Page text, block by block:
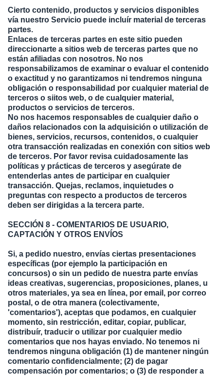
Cierto contenido, productos y servicios disponibles
vía nuestro Servicio puede incluír material de terceras
partes.
Enlaces de terceras partes en este sitio pueden
direccionarte a sitios web de terceras partes que no
están afiliadas con nosotros. No nos
responsabilizamos de examinar o evaluar el contenido
o exactitud y no garantizamos ni tendremos ninguna
obligación o responsabilidad por cualquier material de
terceros o siitos web, o de cualquier material,
productos o servicios de terceros.
No nos hacemos responsables de cualquier daño o
daños relacionados con la adquisición o utilización de
bienes, servicios, recursos, contenidos, o cualquier
otra transacción realizadas en conexión con sitios web
de terceros. Por favor revisa cuidadosamente las
políticas y prácticas de terceros y asegúrate de
entenderlas antes de participar en cualquier
transacción. Quejas, reclamos, inquietudes o
preguntas con respecto a productos de terceros
deben ser dirigidas a la tercera parte.
SECCIÓN 8 - COMENTARIOS DE USUARIO,
CAPTACIÓN Y OTROS ENVÍOS
Si, a pedido nuestro, envías ciertas presentaciones
específicas (por ejemplo la participación en
concursos) o sin un pedido de nuestra parte envías
ideas creativas, sugerencias, proposiciones, planes, u
otros materiales, ya sea en línea, por email, por correo
postal, o de otra manera (colectivamente,
'comentarios'), aceptas que podamos, en cualquier
momento, sin restricción, editar, copiar, publicar,
distribuír, traducir o utilizar por cualquier medio
comentarios que nos hayas enviado. No tenemos ni
tendremos ninguna obligación (1) de mantener ningún
comentario confidencialmente; (2) de pagar
compensación por comentarios; o (3) de responder a